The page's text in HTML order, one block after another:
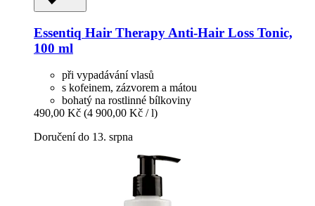
Essentiq Hair Therapy Anti-​Hair Loss Tonic,
100 ml
při vypadávání vlasů
s kofeinem, zázvorem a mátou
bohatý na rostlinné bílkoviny
490,00 Kč (4 900,00 Kč / l)
Doručení do 13. srpna